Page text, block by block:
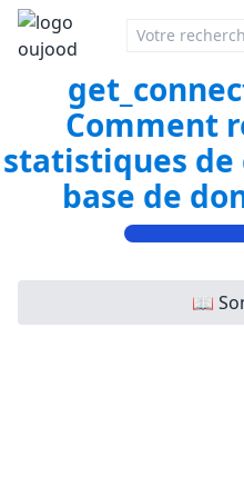
Comment
statistiques de
base de
📖